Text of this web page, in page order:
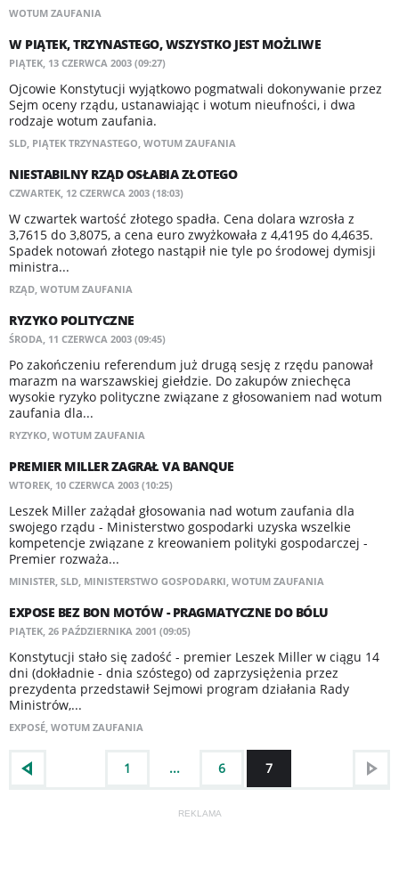
WOTUM ZAUFANIA
W PIĄTEK, TRZYNASTEGO, WSZYSTKO JEST MOŻLIWE
PIĄTEK, 13 CZERWCA 2003 (09:27)
Ojcowie Konstytucji wyjątkowo pogmatwali dokonywanie przez
Sejm oceny rządu, ustanawiając i wotum nieufności, i dwa
rodzaje wotum zaufania.
SLD, PIĄTEK TRZYNASTEGO, WOTUM ZAUFANIA
NIESTABILNY RZĄD OSŁABIA ZŁOTEGO
CZWARTEK, 12 CZERWCA 2003 (18:03)
W czwartek wartość złotego spadła. Cena dolara wzrosła z
3,7615 do 3,8075, a cena euro zwyżkowała z 4,4195 do 4,4635.
Spadek notowań złotego nastąpił nie tyle po środowej dymisji
ministra...
RZĄD, WOTUM ZAUFANIA
RYZYKO POLITYCZNE
ŚRODA, 11 CZERWCA 2003 (09:45)
Po zakończeniu referendum już drugą sesję z rzędu panował
marazm na warszawskiej giełdzie. Do zakupów zniechęca
wysokie ryzyko polityczne związane z głosowaniem nad wotum
zaufania dla...
RYZYKO, WOTUM ZAUFANIA
PREMIER MILLER ZAGRAŁ VA BANQUE
WTOREK, 10 CZERWCA 2003 (10:25)
Leszek Miller zażądał głosowania nad wotum zaufania dla
swojego rządu - Ministerstwo gospodarki uzyska wszelkie
kompetencje związane z kreowaniem polityki gospodarczej -
Premier rozważa...
MINISTER, SLD, MINISTERSTWO GOSPODARKI, WOTUM ZAUFANIA
EXPOSE BEZ BON MOTÓW - PRAGMATYCZNE DO BÓLU
PIĄTEK, 26 PAŹDZIERNIKA 2001 (09:05)
Konstytucji stało się zadość - premier Leszek Miller w ciągu 14
dni (dokładnie - dnia szóstego) od zaprzysiężenia przez
prezydenta przedstawił Sejmowi program działania Rady
Ministrów,...
EXPOSÉ, WOTUM ZAUFANIA
1 ... 6 7
REKLAMA